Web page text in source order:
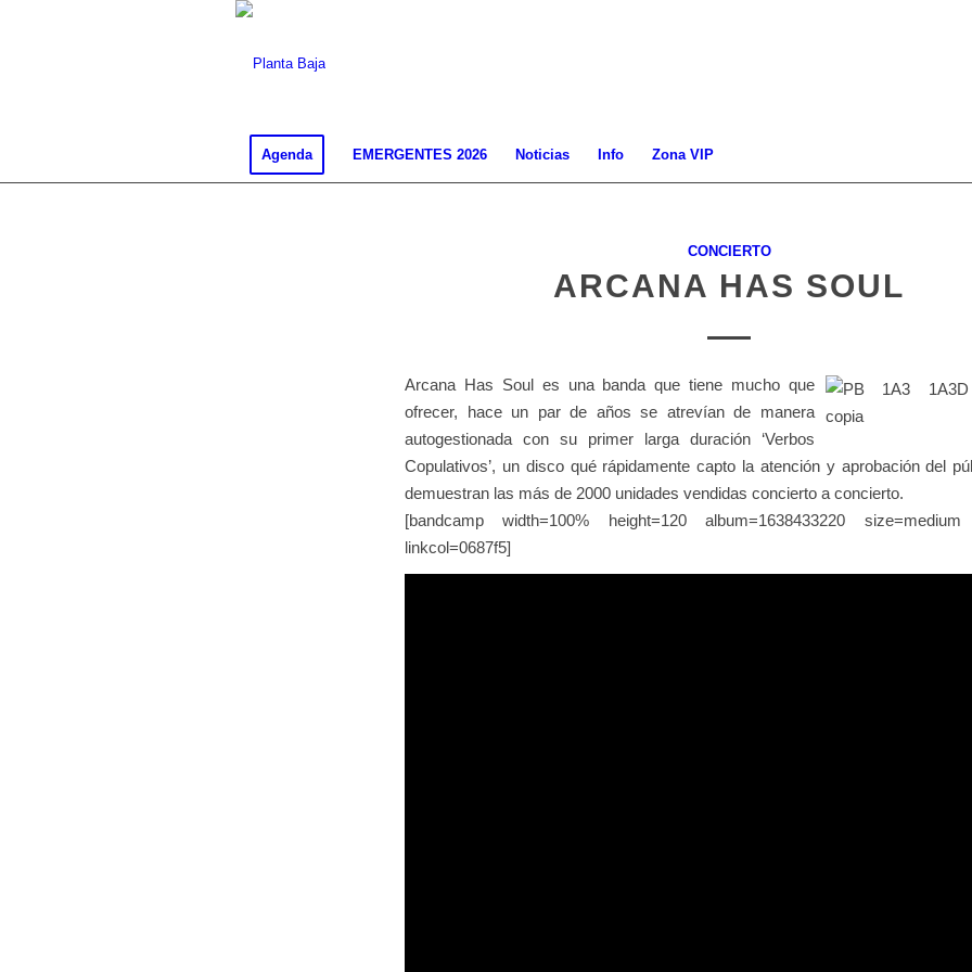
Agenda EMERGENTES 2026 Noticias Info Zona VIP
CONCIERTO
ARCANA HAS SOUL
Arcana Has Soul es una banda que tiene mucho que
ofrecer, hace un par de años se atrevían de manera
autogestionada con su primer larga duración ‘Verbos
Copulativos’, un disco qué rápidamente capto la atención y aprobación del
demuestran las más de 2000 unidades vendidas concierto a concierto.
[bandcamp width=100% height=120 album=1638433220 size=medium
linkcol=0687f5]